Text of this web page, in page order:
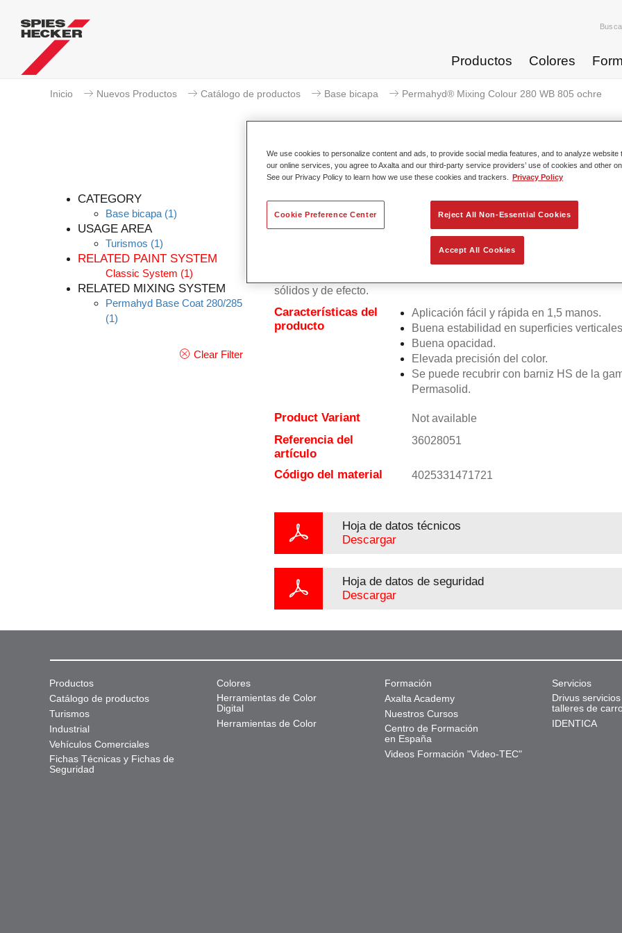
Productos Colores
Inicio Nuevos Productos Catálogo de productos Base bicapa Permahyd® Mixing Colour 280 WB 805 ochre
CATEGORY
Base bicapa (1)
USAGE AREA
Turismos (1)
RELATED PAINT SYSTEM
Classic System (1)
RELATED MIXING SYSTEM
Permahyd Base Coat 280/285
(1)
Clear Filter
Permahyd® Mixing Colour
El básico Permahyd Base Bicapa 280 se puede usar con Permahyd
sólidos y de efecto.
Características del
producto
Aplicación fácil y rápida en 1,5 manos.
Buena estabilidad en superficies
Buena opacidad.
Elevada precisión del color.
Se puede recubrir con barniz HS de la
Permasolid.
Product Variant Not available
Referencia del
artículo
36028051
Código del material 4025331471721
Hoja de datos técnicos
Descargar
Hoja de datos de seguridad
Descargar
Productos
Catálogo de productos
Turismos
Industrial
Vehículos Comerciales
Fichas Técnicas y Fichas de
Seguridad
Colores
Herramientas de Color
Digital
Herramientas de Color
Formación
Axalta Academy
Nuestros Cursos
Centro de Formación
en España
Videos Formación "Video-TEC"
Servicios
Drivus
talleres de
IDENTICA
We use cookies to personalize content and ads, to provide social media features, and to analyze website
our online services, you agree to Axalta and our third-party service providers’ use of cookies and other
See our Privacy Policy to learn how we use these cookies and trackers.
Privacy Policy
Reject All Non-Essential Cookies
Accept All Cookies
Cookie Preference Center